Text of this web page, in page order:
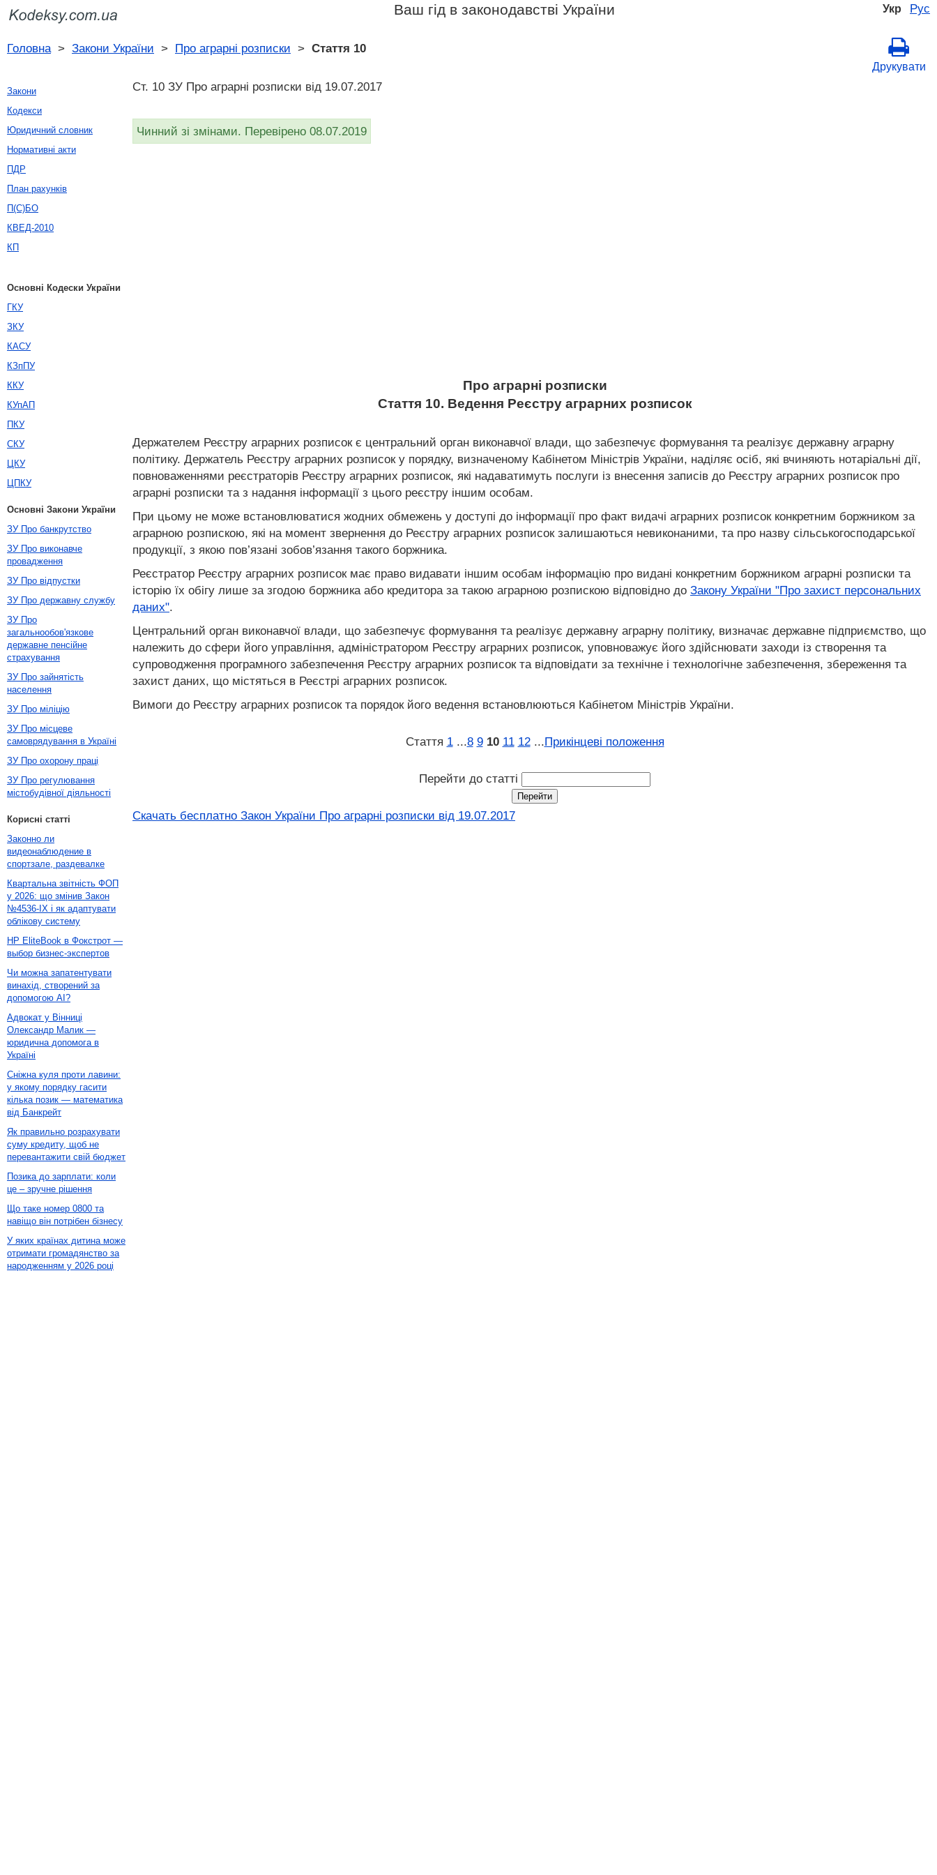
Укр Рус
Ваш гід в законодавстві України
Головна> Закони України > Про аграрні розписки > Стаття 10
Друкувати
Ст. 10 ЗУ Про аграрні розписки від 19.07.2017
Чинний зі змінами. Перевірено 08.07.2019
Про аграрні розписки
Стаття 10. Ведення Реєстру аграрних розписок
Держателем Реєстру аграрних розписок є центральний орган виконавчої влади, що забезпечує формування та реалізує державну аграрну
політику. Держатель Реєстру аграрних розписок у порядку, визначеному Кабінетом Міністрів України, наділяє осіб, які вчиняють нотаріальні дії,
повноваженнями реєстраторів Реєстру аграрних розписок, які надаватимуть послуги із внесення записів до Реєстру аграрних розписок про
аграрні розписки та з надання інформації з цього реєстру іншим особам.
При цьому не може встановлюватися жодних обмежень у доступі до інформації про факт видачі аграрних розписок конкретним боржником за
аграрною розпискою, які на момент звернення до Реєстру аграрних розписок залишаються невиконаними, та про назву сільськогосподарської
продукції, з якою пов’язані зобов’язання такого боржника.
Реєстратор Реєстру аграрних розписок має право видавати іншим особам інформацію про видані конкретним боржником аграрні розписки та
історію їх обігу лише за згодою боржника або кредитора за такою аграрною розпискою відповідно до Закону України "Про захист персональних
даних".
Центральний орган виконавчої влади, що забезпечує формування та реалізує державну аграрну політику, визначає державне підприємство, що
належить до сфери його управління, адміністратором Реєстру аграрних розписок, уповноважує його здійснювати заходи із створення та
супроводження програмного забезпечення Реєстру аграрних розписок та відповідати за технічне і технологічне забезпечення, збереження та
захист даних, що містяться в Реєстрі аграрних розписок.
Вимоги до Реєстру аграрних розписок та порядок його ведення встановлюються Кабінетом Міністрів України.
Стаття 1 ...8 9 10 11 12 ...Прикінцеві положення
Перейти до статті
Скачать бесплатно Закон України Про аграрні розписки від 19.07.2017
Закони
Кодекси
Юридичний словник
Нормативні акти
ПДР
План рахунків
П(С)БО
КВЕД-2010
КП
Основні Кодески України
ГКУ
ЗКУ
КАСУ
КЗпПУ
ККУ
КУпАП
ПКУ
СКУ
ЦКУ
ЦПКУ
Основні Закони України
ЗУ Про банкрутство
ЗУ Про виконавче
провадження
ЗУ Про відпустки
ЗУ Про державну службу
ЗУ Про
загальнообов'язкове
державне пенсійне
страхування
ЗУ Про зайнятість
населення
ЗУ Про міліцію
ЗУ Про місцеве
самоврядування в Україні
ЗУ Про охорону праці
ЗУ Про регулювання
містобудівної діяльності
Корисні статті
Законно ли
видеонаблюдение в
спортзале, раздевалке
Квартальна звітність ФОП
у 2026: що змінив Закон
№4536-IX і як адаптувати
облікову систему
HP EliteBook в Фокстрот —
выбор бизнес-экспертов
Чи можна запатентувати
винахід, створений за
допомогою AI?
Адвокат у Вінниці
Олександр Малик —
юридична допомога в
Україні
Сніжна куля проти лавини:
у якому порядку гасити
кілька позик — математика
від Банкрейт
Як правильно розрахувати
суму кредиту, щоб не
перевантажити свій бюджет
Позика до зарплати: коли
це – зручне рішення
Що таке номер 0800 та
навіщо він потрібен бізнесу
У яких країнах дитина може
отримати громадянство за
народженням у 2026 році